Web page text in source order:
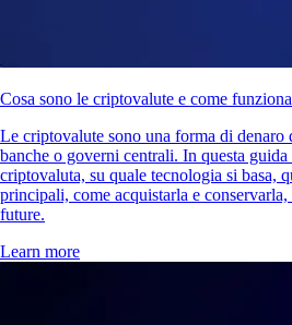
Cosa sono le criptovalute e come
Le criptovalute sono una forma di denaro
banche o governi centrali. In questa
criptovaluta, su quale tecnologia si basa,
principali, come acquistarla e
future.
Learn more